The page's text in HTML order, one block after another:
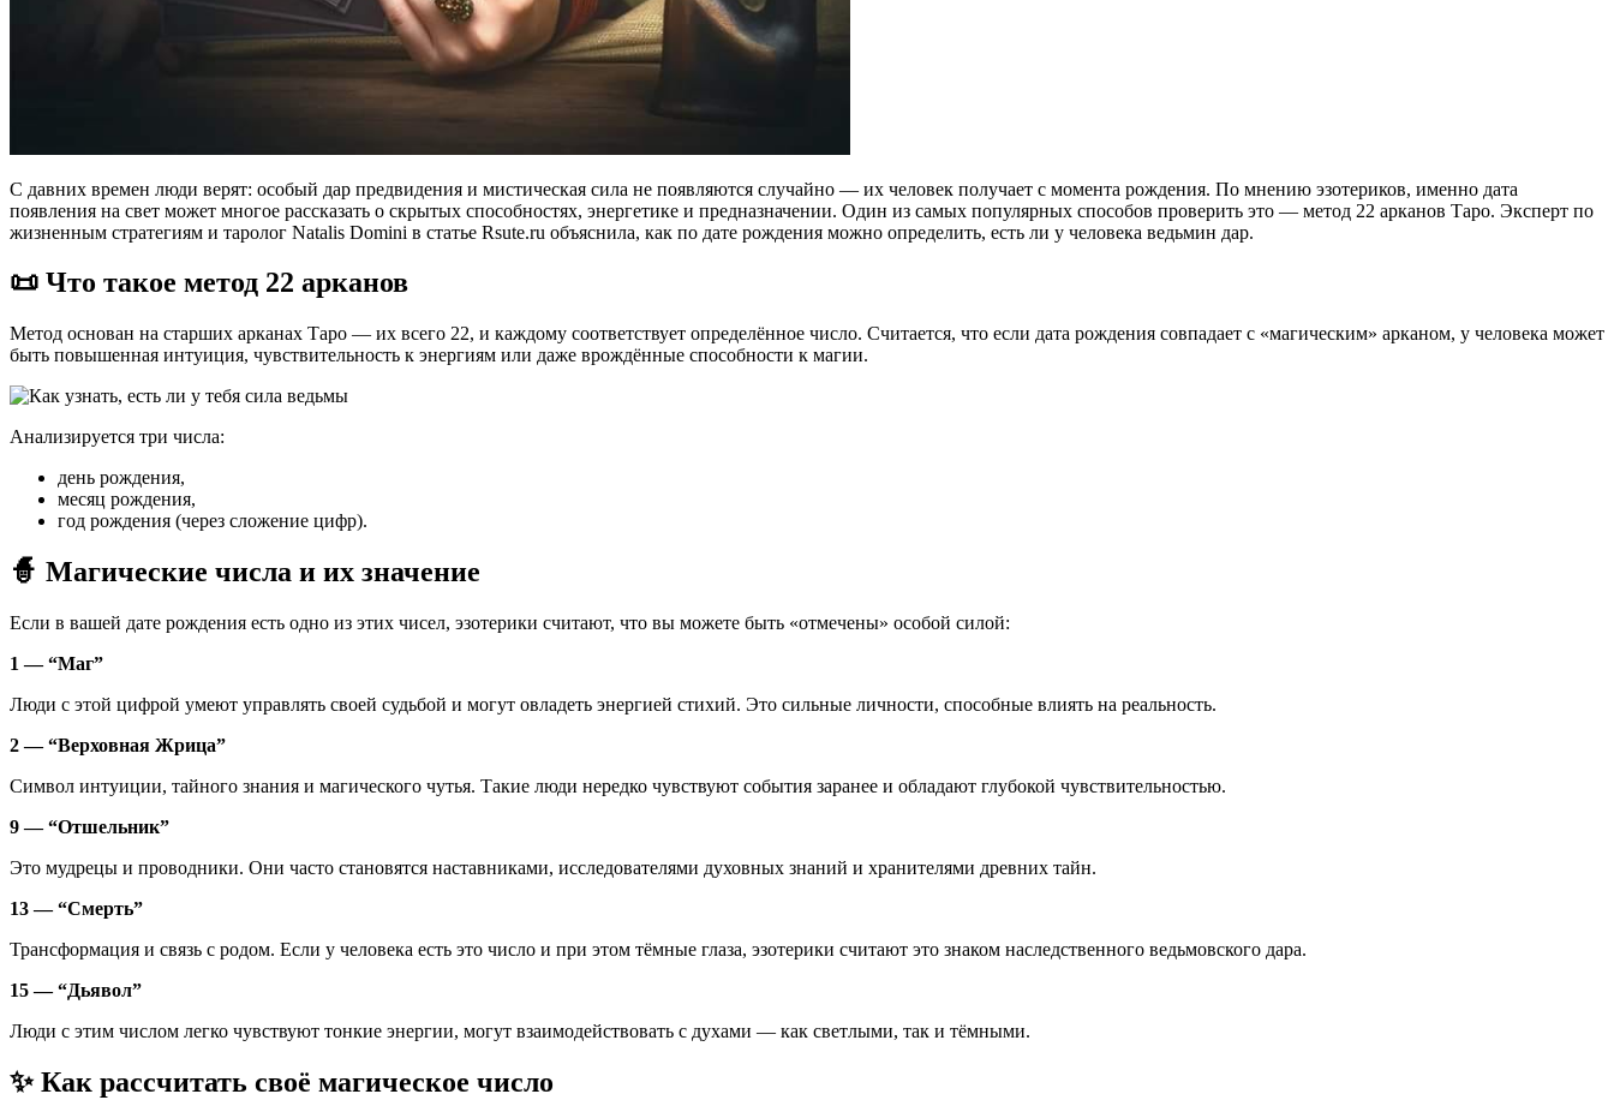
С давних времен люди верят: особый дар предвидения и мистическая сила не появляются случайно — их человек получает с момента рождения. По мнению эзотериков, именно дата
появления на свет может многое рассказать о скрытых способностях, энергетике и предназначении. Один из самых популярных способов проверить это — метод 22 арканов Таро. Эксперт по
жизненным стратегиям и таролог Natalis Domini в статье Rsute.ru объяснила, как по дате рождения можно определить, есть ли у человека ведьмин дар.
📜 Что такое метод 22 арканов
Метод основан на старших арканах Таро — их всего 22, и каждому соответствует определённое число. Считается, что если дата рождения совпадает с «магическим» арканом, у человека может
быть повышенная интуиция, чувствительность к энергиям или даже врождённые способности к магии.
Анализируется три числа:
день рождения,
месяц рождения,
год рождения (через сложение цифр).
🧙 Магические числа и их значение
Если в вашей дате рождения есть одно из этих чисел, эзотерики считают, что вы можете быть «отмечены» особой силой:
1 — “Маг”
Люди с этой цифрой умеют управлять своей судьбой и могут овладеть энергией стихий. Это сильные личности, способные влиять на реальность.
2 — “Верховная Жрица”
Символ интуиции, тайного знания и магического чутья. Такие люди нередко чувствуют события заранее и обладают глубокой чувствительностью.
9 — “Отшельник”
Это мудрецы и проводники. Они часто становятся наставниками, исследователями духовных знаний и хранителями древних тайн.
13 — “Смерть”
Трансформация и связь с родом. Если у человека есть это число и при этом тёмные глаза, эзотерики считают это знаком наследственного ведьмовского дара.
15 — “Дьявол”
Люди с этим числом легко чувствуют тонкие энергии, могут взаимодействовать с духами — как светлыми, так и тёмными.
✨ Как рассчитать своё магическое число